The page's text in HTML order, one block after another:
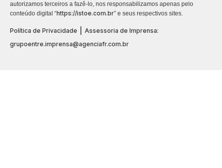
autorizamos terceiros a fazê-lo, nos responsabilizamos apenas pelo
conteúdo digital “https://istoe.com.br” e seus respectivos sites.
Política de Privacidade
Assessoria de Imprensa:
grupoentre.imprensa@agenciafr.com.br